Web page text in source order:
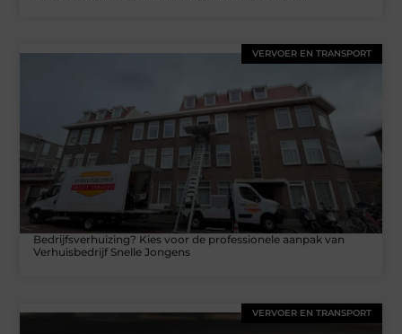
VERVOER EN TRANSPORT
Bedrijfsverhuizing? Kies voor de professionele aanpak van
Verhuisbedrijf Snelle Jongens
VERVOER EN TRANSPORT